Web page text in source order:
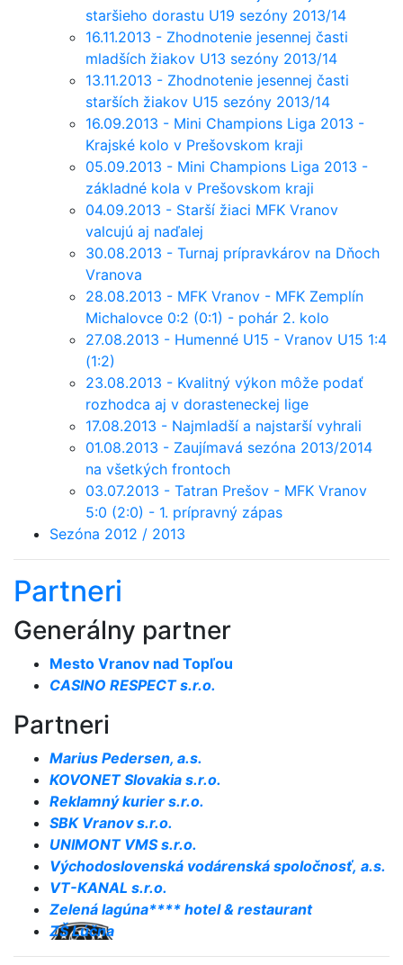
staršieho dorastu U19 sezóny 2013/14
16.11.2013 - Zhodnotenie jesennej časti
mladších žiakov U13 sezóny 2013/14
13.11.2013 - Zhodnotenie jesennej časti
starších žiakov U15 sezóny 2013/14
16.09.2013 - Mini Champions Liga 2013 -
Krajské kolo v Prešovskom kraji
05.09.2013 - Mini Champions Liga 2013 -
základné kola v Prešovskom kraji
04.09.2013 - Starší žiaci MFK Vranov
valcujú aj naďalej
30.08.2013 - Turnaj prípravkárov na Dňoch
Vranova
28.08.2013 - MFK Vranov - MFK Zemplín
Michalovce 0:2 (0:1) - pohár 2. kolo
27.08.2013 - Humenné U15 - Vranov U15 1:4
(1:2)
23.08.2013 - Kvalitný výkon môže podať
rozhodca aj v dorasteneckej lige
17.08.2013 - Najmladší a najstarší vyhrali
01.08.2013 - Zaujímavá sezóna 2013/2014
na všetkých frontoch
03.07.2013 - Tatran Prešov - MFK Vranov
5:0 (2:0) - 1. prípravný zápas
Sezóna 2012 / 2013
Partneri
Generálny partner
Mesto Vranov nad Topľou
CASINO RESPECT s.r.o.
Partneri
Marius Pedersen, a.s.
KOVONET Slovakia s.r.o.
Reklamný kurier s.r.o.
SBK Vranov s.r.o.
UNIMONT VMS s.r.o.
Východoslovenská vodárenská spoločnosť, a.s.
VT-KANAL s.r.o.
Zelená lagúna**** hotel & restaurant
ZŠ Lúčna